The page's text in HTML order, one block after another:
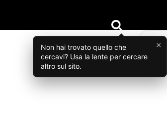
Non hai trovato quello che
cercavi? Usa la lente per cercare
altro sul sito.
×